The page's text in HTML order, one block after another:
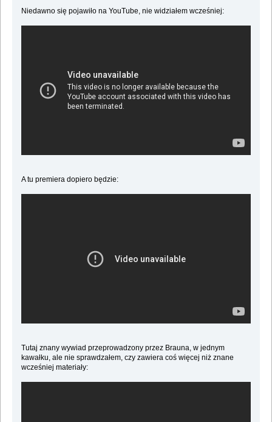
Niedawno się pojawiło na YouTube, nie widziałem wcześniej:
A tu premiera dopiero będzie:
Tutaj znany wywiad przeprowadzony przez Brauna, w jednym
kawałku, ale nie sprawdzałem, czy zawiera coś więcej niż znane
wcześniej materiały: